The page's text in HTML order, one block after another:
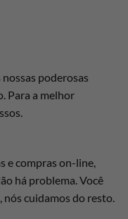
poderosas
Para a melhor
e compras on-line,
há problema. Você
cuidamos do resto.